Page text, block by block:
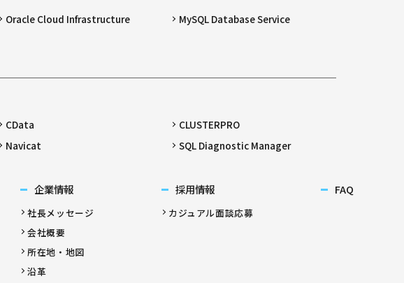
Oracle Cloud Infrastructure MySQL Database Service
CData
CLUSTERPRO
Navicat SQL Diagnostic Manager
企業情報
社長メッセージ
会社概要
所在地・地図
沿革
採用情報
カジュアル面談応募
FAQ